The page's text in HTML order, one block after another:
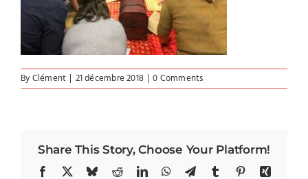
ByClément | 21 décembre 2018 | 0 Comments
Share This Story, Choose Your Platform!
Facebook BlueskyRedditLinkedInWhatsApp
TelegramTumblrPinterestXing